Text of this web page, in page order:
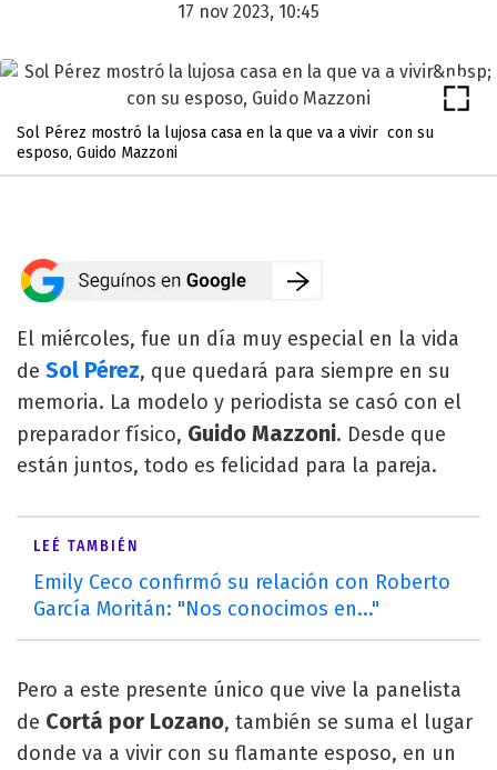
17 nov 2023, 10:45
Sol Pérez mostró la lujosa casa en la que va a vivir con su
esposo, Guido Mazzoni
El miércoles, fue un día muy especial en la vida
de Sol Pérez, que quedará para siempre en su
memoria. La modelo y periodista se casó con el
preparador físico, Guido Mazzoni. Desde que
están juntos, todo es felicidad para la pareja.
LEÉ TAMBIÉN
Emily Ceco confirmó su relación con Roberto
García Moritán: "Nos conocimos en..."
Pero a este presente único que vive la panelista
de Cortá por Lozano, también se suma el lugar
donde va a vivir con su flamante esposo, en un